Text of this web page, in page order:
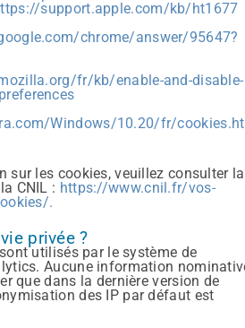
support.apple.com/kb/ht1677
chrome/answer/95647?
fr/kb/enable-and-disable-
Windows/10.20/fr/cookies.ht
sur les cookies, veuillez consulter la
CNIL : https://www.cnil.fr/vos-
.
privée ?
utilisés par le système de
Aucune information
que dans la dernière version de
des IP par défaut est